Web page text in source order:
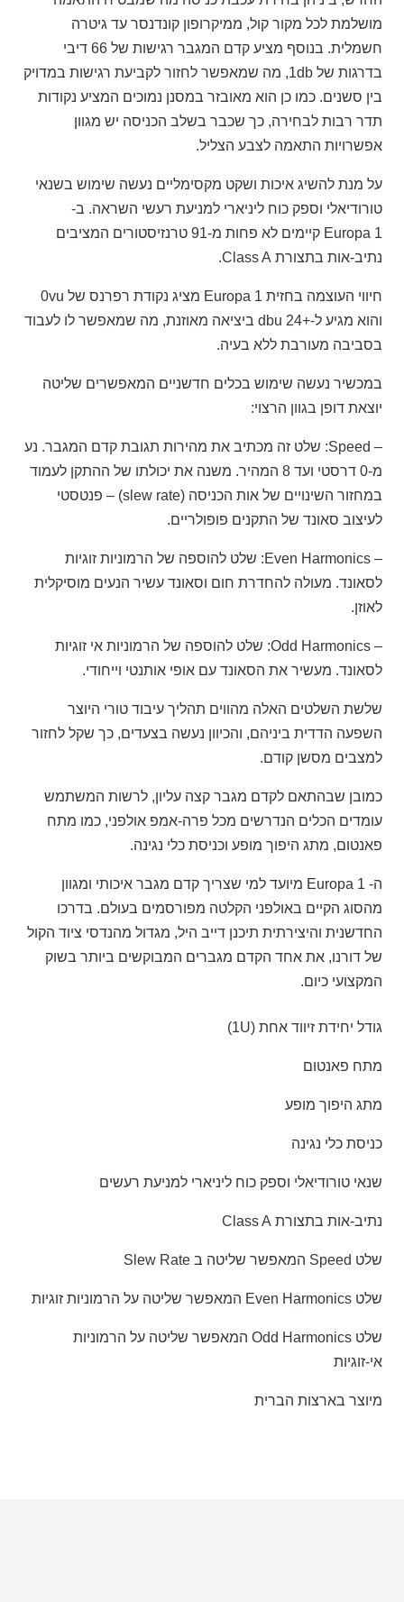
מושלמת לכל מקור קול, ממיקרופון קונדנסר עד גיטרה
חשמלית. בנוסף מציע קדם המגבר רגישות של 66 דיבי
בדרגות של 1db, מה שמאפשר לחזור לקביעת רגישות במדויק
בין סשנים. כמו כן הוא מאובזר במסנן נמוכים המציע נקודות
תדר רבות לבחירה, כך שכבר בשלב הכניסה יש מגוון
אפשרויות התאמה לצבע הצליל.
על מנת להשיג איכות ושקט מקסימליים נעשה שימוש בשנאי
טורודיאלי וספק כוח ליניארי למניעת רעשי השראה. ב-
Europa 1 קיימים לא פחות מ-91 טרנזיסטורים המציבים
נתיב-אות בתצורת Class A.
חיווי העוצמה בחזית Europa 1 מציג נקודת רפרנס של 0vu
והוא מגיע ל-+24 dbu ביציאה מאוזנת, מה שמאפשר לו לעבוד
בסביבה מעורבת ללא בעיה.
במכשיר נעשה שימוש בכלים חדשניים המאפשרים שליטה
יוצאת דופן בגוון הרצוי:
– Speed: שלט זה מכתיב את מהירות תגובת קדם המגבר. נע
מ-0 דרסטי ועד 8 המהיר. משנה את יכולתו של ההתקן לעמוד
במחזור השינויים של אות הכניסה (slew rate) – פנטסטי
לעיצוב סאונד של התקנים פופולריים.
– Even Harmonics: שלט להוספה של הרמוניות זוגיות
לסאונד. מעולה להחדרת חום וסאונד עשיר הנעים מוסיקלית
לאוזן.
– Odd Harmonics: שלט להוספה של הרמוניות אי זוגיות
לסאונד. מעשיר את הסאונד עם אופי אותנטי וייחודי.
שלשת השלטים האלה מהווים תהליך עיבוד טורי היוצר
השפעה הדדית ביניהם, והכיוון נעשה בצעדים, כך שקל לחזור
למצבים מסשן קודם.
כמובן שבהתאם לקדם מגבר קצה עליון, לרשות המשתמש
עומדים הכלים הנדרשים מכל פרה-אמפ אולפני, כמו מתח
פאנטום, מתג היפוך מופע וכניסת כלי נגינה.
ה- Europa 1 מיועד למי שצריך קדם מגבר איכותי ומגוון
מהסוג הקיים באולפני הקלטה מפורסמים בעולם. בדרכו
החדשנית והיצירתית תיכנן דייב היל, מגדול מהנדסי ציוד הקול
של דורנו, את אחד הקדם מגברים המבוקשים ביותר בשוק
המקצועי כיום.
גודל יחידת זיווד אחת (1U)
מתח פאנטום
מתג היפוך מופע
כניסת כלי נגינה
שנאי טורודיאלי וספק כוח ליניארי למניעת רעשים
נתיב-אות בתצורת Class A
שלט Speed המאפשר שליטה ב Slew Rate
שלט Even Harmonics המאפשר שליטה על הרמוניות זוגיות
שלט Odd Harmonics המאפשר שליטה על הרמוניות
אי-זוגיות
מיוצר בארצות הברית